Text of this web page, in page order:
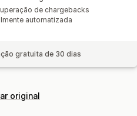
de chargebacks
automatizada
gratuita de 30 dias
original